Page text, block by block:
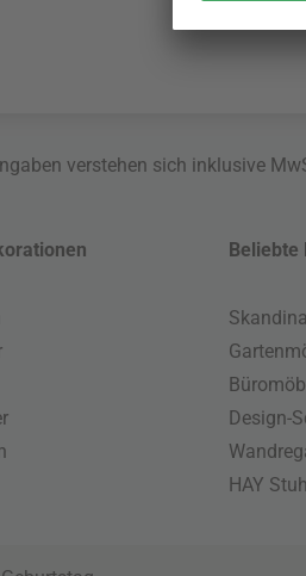
verstehen sich inklusive
Beliebte
Design-
HAY